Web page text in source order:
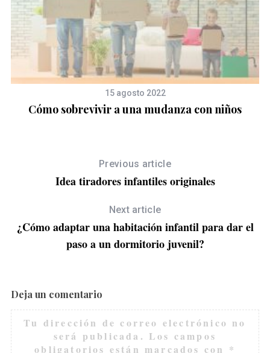
15 agosto 2022
Cómo sobrevivir a una mudanza con niños
Previous article
Idea tiradores infantiles originales
Next article
¿Cómo adaptar una habitación infantil para dar el
paso a un dormitorio juvenil?
Deja un comentario
Tu dirección de correo electrónico no
será publicada. Los campos
obligatorios están marcados con *